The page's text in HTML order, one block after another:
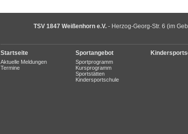
TSV 1847 Weißenhorn e.V. - Herzog-Georg-Str. 6 (im
Startseite
Aktuelle Meldungen
Termine
Sportangebot
Sportprogramm
Kursprogramm
Sportstätten
Kindersportschule